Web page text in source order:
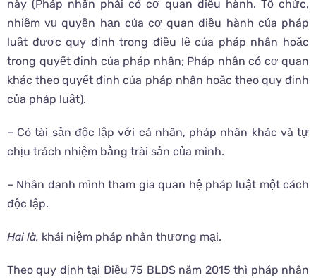
này (Pháp nhân phải có cơ quan điều hành. Tổ chức,
nhiệm vụ quyền hạn của cơ quan điều hành của pháp
luật được quy định trong điều lệ của pháp nhân hoặc
trong quyết định của pháp nhân; Pháp nhân có cơ quan
khác theo quyết định của pháp nhân hoặc theo quy định
của pháp luật).
– Có tài sản độc lập với cá nhân, pháp nhân khác và tự
chịu trách nhiệm bằng trài sản của mình.
– Nhân danh mình tham gia quan hệ pháp luật một cách
độc lập.
Hai là, khái niệm pháp nhân thương mại.
Theo quy định tại Điều 75 BLDS năm 2015 thì pháp nhân